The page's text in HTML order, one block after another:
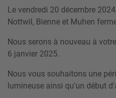
Le vendredi 20 décembre
Nottwil, Bienne et Muhen
Nous serons à nouveau à
6 janvier 2025.
Nous vous souhaitons une
lumineuse ainsi qu'un début